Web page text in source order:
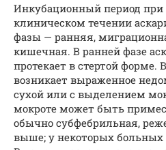
Инкубационный период при
клиническом течении
фазы — ранняя,
кишечная. В ранней фазе
протекает в стертой форме.
возникает выраженное
сухой или с выделением
мокроте может быть
обычно субфебрильная,
выше; у некоторых больных